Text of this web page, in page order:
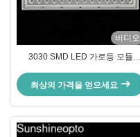
비디오
3030 SMD LED 가로등 모듈
학 PC 부품
최상의 가격을 얻으세요